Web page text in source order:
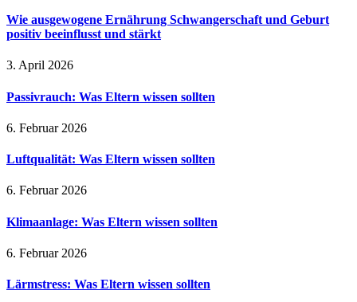
Wie ausgewogene Ernährung Schwangerschaft und Geburt
positiv beeinflusst und stärkt
3. April 2026
Passivrauch: Was Eltern wissen sollten
6. Februar 2026
Luftqualität: Was Eltern wissen sollten
6. Februar 2026
Klimaanlage: Was Eltern wissen sollten
6. Februar 2026
Lärmstress: Was Eltern wissen sollten